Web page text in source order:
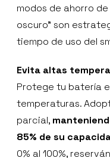
modos de ahorro
oscuro” son
tiempo de uso del
Evita altas
Protege tu batería
temperaturas.
parcial,
85% de su
0% al 100%,